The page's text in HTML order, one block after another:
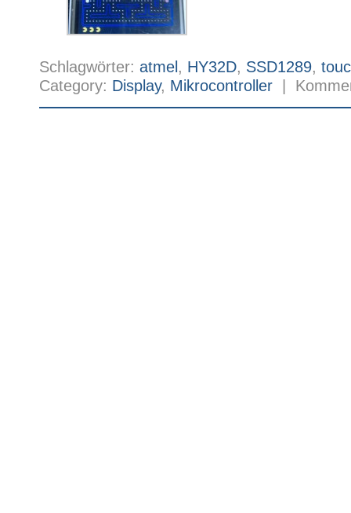
Schlagwörter: atmel, HY32D, SSD1289,
Category: Display, Mikrocontroller |